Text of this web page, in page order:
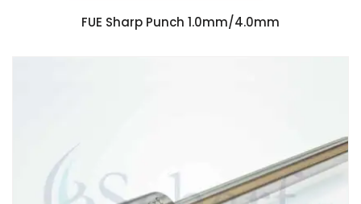
FUE Sharp Punch 1.0mm/4.0mm